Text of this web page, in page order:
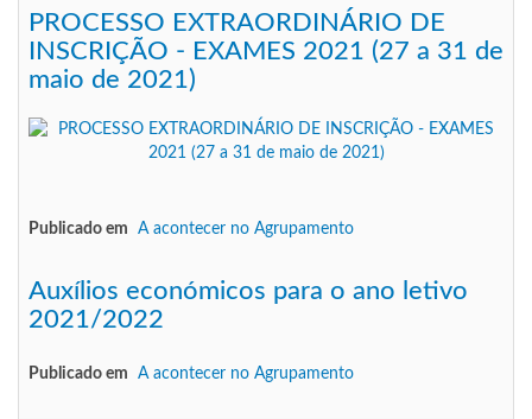
PROCESSO EXTRAORDINÁRIO DE
INSCRIÇÃO - EXAMES 2021 (27 a 31 de
maio de 2021)
Publicado em A acontecer no Agrupamento
Auxílios económicos para o ano letivo
2021/2022
Publicado em A acontecer no Agrupamento